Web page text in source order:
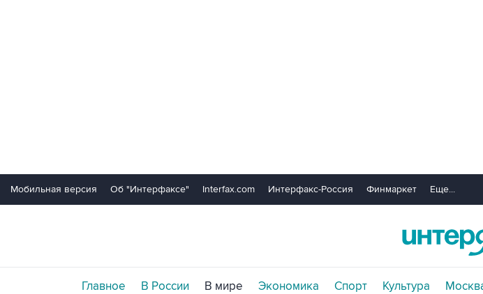
Мобильная версия Об "Интерфаксе" Interfax.com Интерфакс-Россия Финмаркет Еще...
Главное В России В мире Экономика Спорт Культура